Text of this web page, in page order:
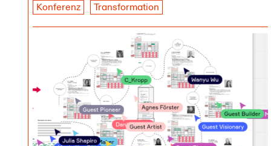
Konferenz Transformation